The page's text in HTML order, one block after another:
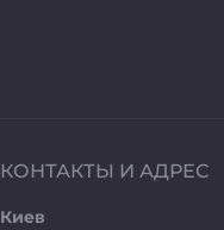
КОНТАКТЫ И АДРЕС
Киев